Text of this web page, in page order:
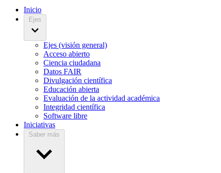
Inicio
Ejes
Ejes (visión general)
Acceso abierto
Ciencia ciudadana
Datos FAIR
Divulgación científica
Educación abierta
Evaluación de la actividad académica
Integridad científica
Software libre
Iniciativas
Saber más